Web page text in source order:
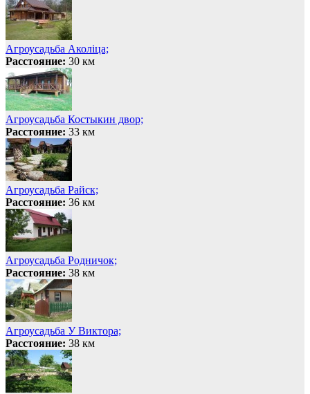
Агроусадьба Аколіца;
Расстояние: 30 км
Агроусадьба Костыкин двор;
Расстояние: 33 км
Агроусадьба Райск;
Расстояние: 36 км
Агроусадьба Родничок;
Расстояние: 38 км
Агроусадьба У Виктора;
Расстояние: 38 км